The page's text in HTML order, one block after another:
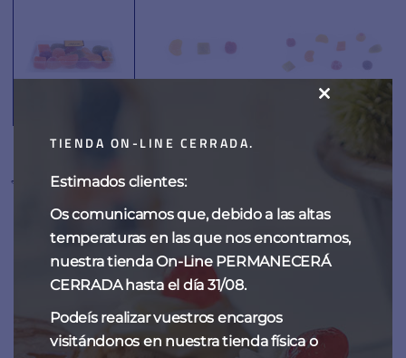
Frutas de Niza
14,00€ - 28,00€
Gelatina de fruta natural, de diversos colores y formas que
hacen volar la imaginación de grandes y pequeños. Se
venden en estuches de 250 gramos.
TIENDA ON-LINE CERRADA.
Estimados clientes:
Os comunicamos que, debido a las altas
temperaturas en las que nos encontramos,
nuestra tienda On-Line PERMANECERÁ
CERRADA hasta el día 31/08.
Podeís realizar vuestros encargos
visitándonos en nuestra tienda física o